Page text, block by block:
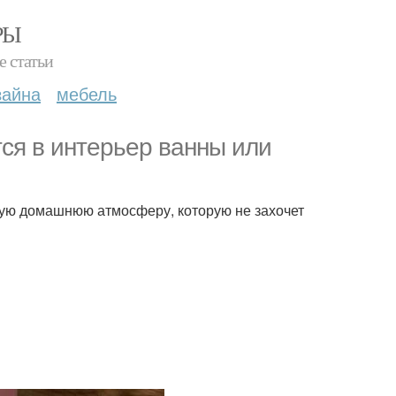
статьи
мебель
в интерьер ванны или
домашнюю атмосферу, которую не захочет